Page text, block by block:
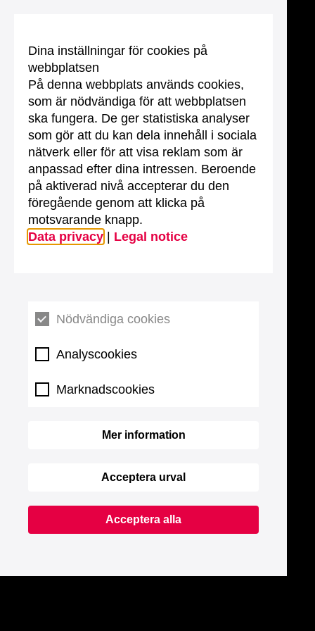
Dina inställningar för cookies på
webbplatsen
På denna webbplats används cookies,
som är nödvändiga för att webbplatsen
ska fungera. De ger statistiska analyser
som gör att du kan dela innehåll i sociala
nätverk eller för att visa reklam som är
anpassad efter dina intressen. Beroende
på aktiverad nivå accepterar du den
föregående genom att klicka på
motsvarande knapp.
Data privacy
Legal notice
Nödvändiga cookies
Analyscookies
Marknadscookies
Mer information
Acceptera urval
Acceptera alla